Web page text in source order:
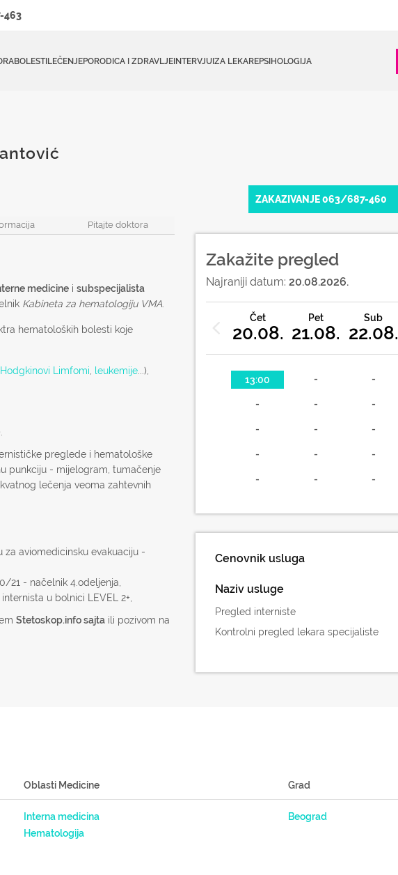
463
BOLESTILEČENJEPORODICA I ZDRAVLJEINTERVJUIZA LEKAREPSIHOLOGIJA
Pitajte doktora
medicine i subspecijalista
Kabineta za hematologiju VMA
hematoloških bolesti koje
Limfomi leukemije ...),
preglede i hematološke
punkciju - mijelogram, tumačenje
lečenja veoma zahtevnih
za aviomedicinsku evakuaciju -
21 - načelnik 4.odeljenja,
u bolnici LEVEL 2+,
Stetoskop.info sajta ili pozivom na
ZAKAZIVANJE 063/687-460
Zakažite pregled
Najraniji datum: 20.08.2026.
Čet
20.08.
Pet
21.08.
Sub
22.08.
13:00
-
-
-
-
-
-
-
-
-
-
-
-
-
-
Cenovnik usluga
Naziv usluge
Pregled interniste
Kontrolni pregled lekara specijaliste
Oblasti Medicine
Interna medicina
Hematologija
Grad
Beograd